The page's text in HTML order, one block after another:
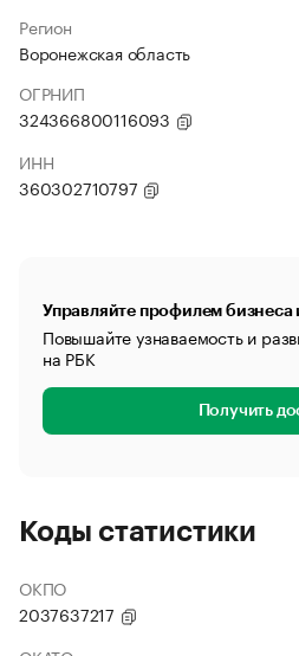
Регион
Воронежская область
ОГРНИП
324366800116093
ИНН
360302710797
Управляйте профилем бизнеса
Повышайте узнаваемость и
на РБК
Получить
Коды статистики
ОКПО
2037637217